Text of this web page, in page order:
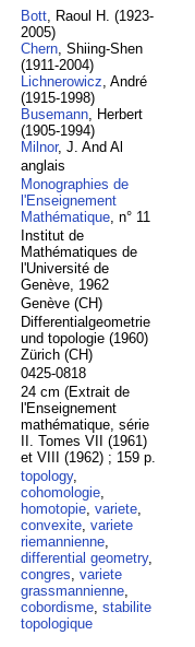
Bott, Raoul H. (1923-
2005)
Chern, Shiing-Shen
(1911-2004)
Lichnerowicz, André
(1915-1998)
Busemann, Herbert
(1905-1994)
Milnor, J. And Al
anglais
Monographies de
l'Enseignement
Mathématique, n° 11
Institut de
Mathématiques de
l'Université de
Genève, 1962
Genève (CH)
Differentialgeometrie
und topologie (1960)
Zürich (CH)
0425-0818
24 cm (Extrait de
l'Enseignement
mathématique, série
II. Tomes VII (1961)
et VIII (1962) ; 159 p.
topology,
cohomologie,
homotopie,variete,
convexite,variete
riemannienne,
differential geometry,
congres,variete
grassmannienne,
cobordisme,stabilite
topologique